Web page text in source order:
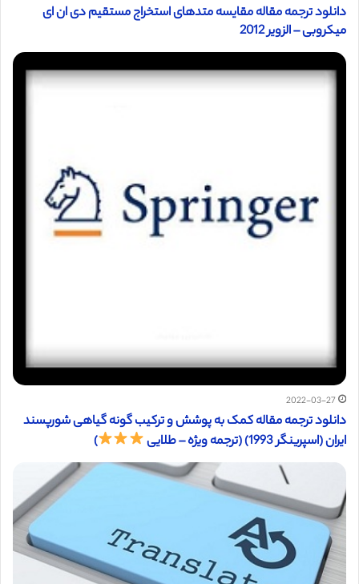
دانلود ترجمه مقاله مقایسه متدهای استخراج مستقیم دی ان ای
میکروبی – الزویر 2012
2022-03-27
دانلود ترجمه مقاله کمک به پوشش و ترکیب گونه گیاهی شورپسند
ایران (اسپرینگر 1993) (ترجمه ویژه – طلایی
)